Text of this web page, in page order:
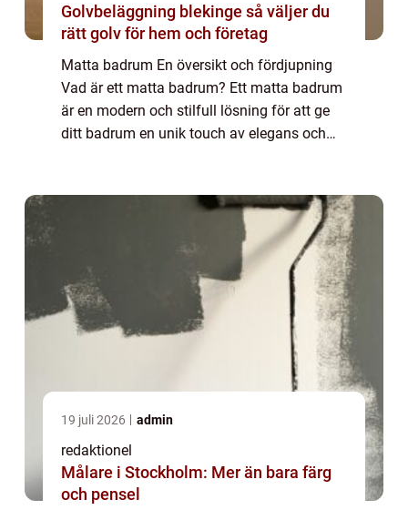
Golvbeläggning blekinge så väljer du
rätt golv för hem och företag
Matta badrum En översikt och fördjupning
Vad är ett matta badrum? Ett matta badrum
är en modern och stilfull lösning för att ge
ditt badrum en unik touch av elegans och
19 juli 2026 admin
redaktionel
Målare i Stockholm: Mer än bara färg
och pensel